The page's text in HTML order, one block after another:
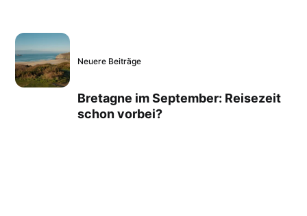
Neuere Beiträge
Bretagne im September: Reisezeit
schon vorbei?